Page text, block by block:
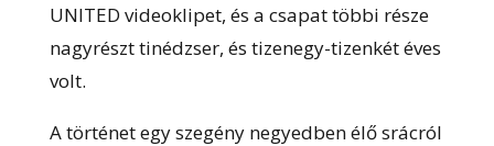
UNITED videoklipet, és a csapat többi része
nagyrészt tinédzser, és tizenegy-tizenkét éves
volt.
A történet egy szegény negyedben élő srácról